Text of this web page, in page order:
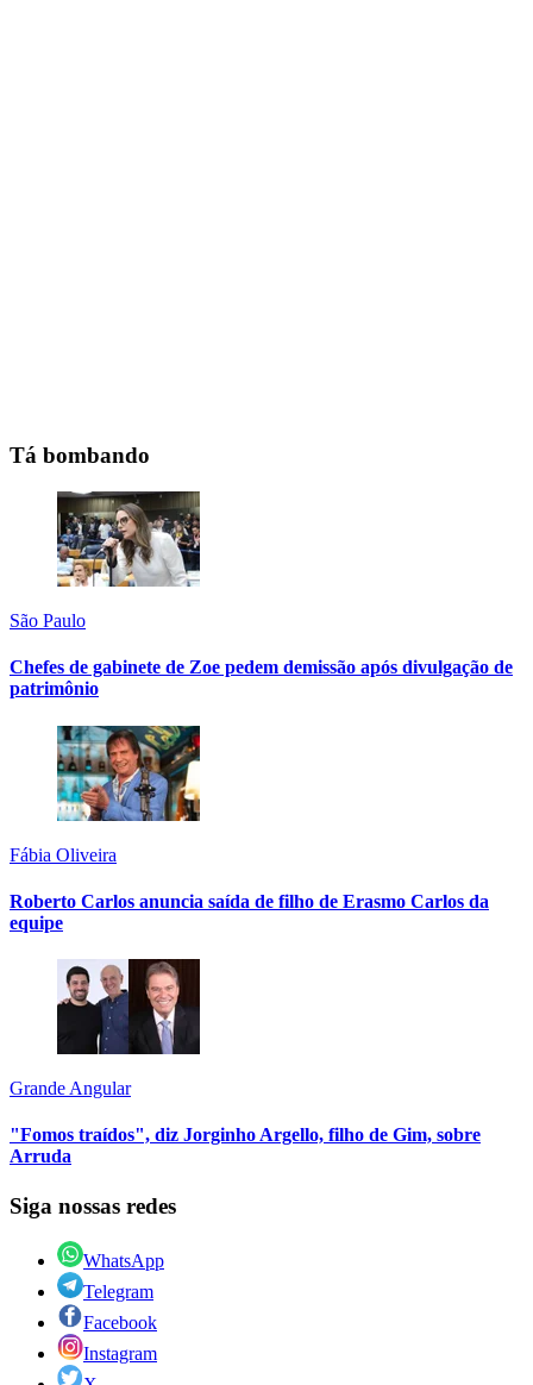
Tá bombando
São Paulo
Chefes de gabinete de Zoe pedem demissão após divulgação de
patrimônio
Fábia Oliveira
Roberto Carlos anuncia saída de filho de Erasmo Carlos da
equipe
Grande Angular
"Fomos traídos", diz Jorginho Argello, filho de Gim, sobre
Arruda
Siga nossas redes
WhatsApp
Telegram
Facebook
Instagram